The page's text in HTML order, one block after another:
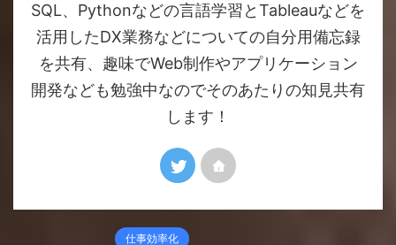
SQL、Pythonなどの言語学習とTableauなどを
活用したDX業務などについての自分用備忘録
を共有、趣味でWeb制作やアプリケーション
開発なども勉強中なのでそのあたりの知見共有
します！
仕事効率化